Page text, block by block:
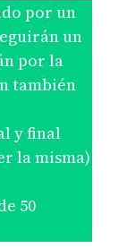
por un
un
por la
también
y final
la misma)
50